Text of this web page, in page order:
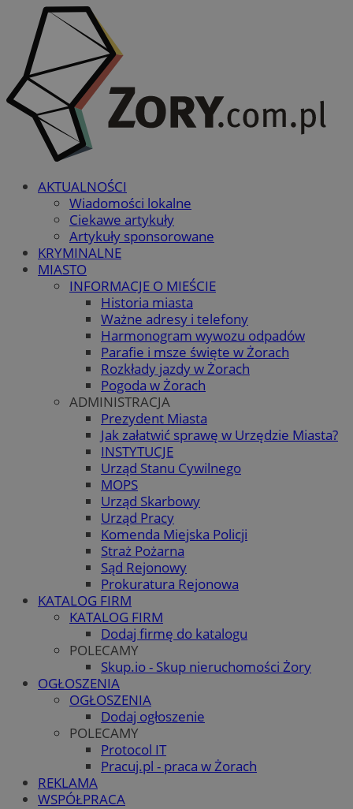
AKTUALNOŚCI
Wiadomości lokalne
Ciekawe artykuły
Artykuły sponsorowane
KRYMINALNE
MIASTO
INFORMACJE O MIEŚCIE
Historia miasta
Ważne adresy i telefony
Harmonogram wywozu odpadów
Parafie i msze święte w Żorach
Rozkłady jazdy w Żorach
Pogoda w Żorach
ADMINISTRACJA
Prezydent Miasta
Jak załatwić sprawę w Urzędzie Miasta?
INSTYTUCJE
Urząd Stanu Cywilnego
MOPS
Urząd Skarbowy
Urząd Pracy
Komenda Miejska Policji
Straż Pożarna
Sąd Rejonowy
Prokuratura Rejonowa
KATALOG FIRM
KATALOG FIRM
Dodaj firmę do katalogu
POLECAMY
Skup.io - Skup nieruchomości Żory
OGŁOSZENIA
OGŁOSZENIA
Dodaj ogłoszenie
POLECAMY
Protocol IT
Pracuj.pl - praca w Żorach
REKLAMA
WSPÓŁPRACA